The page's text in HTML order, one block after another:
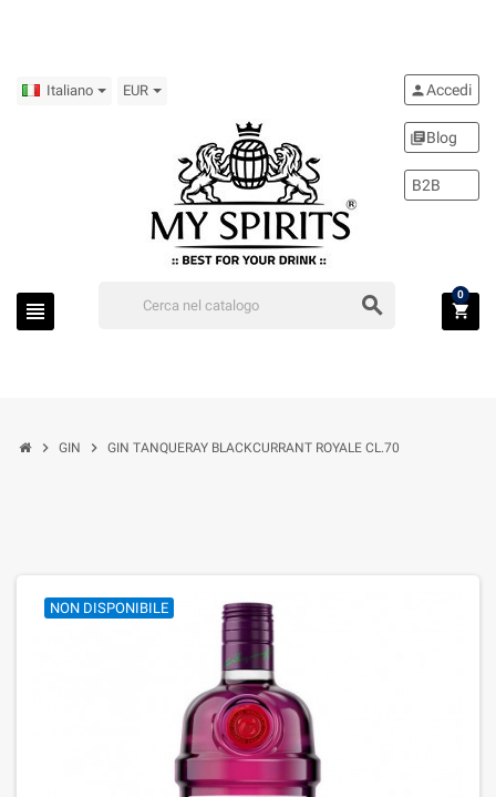
Italiano EUR
view_headline search
personAccedi
library_booksBlog
B2B
shopping_cart
0
chevron_right GIN chevron_right GIN TANQUERAY BLACKCURRANT ROYALE CL.70
NON DISPONIBILE